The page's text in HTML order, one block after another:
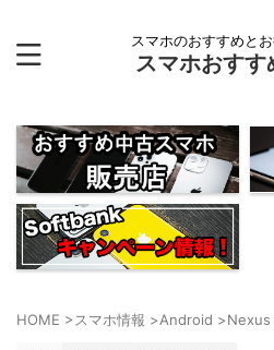
スマホのおすすめと
スマホおすす
HOME >スマホ情報 >Android >Nexus